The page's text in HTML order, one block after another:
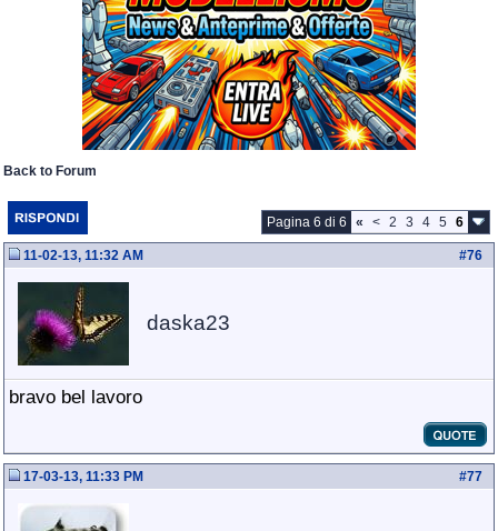
Back to Forum
Pagina 6 di 6 « < 2 3 4 5 6
#76
11-02-13, 11:32 AM
daska23
bravo bel lavoro
#77
17-03-13, 11:33 PM